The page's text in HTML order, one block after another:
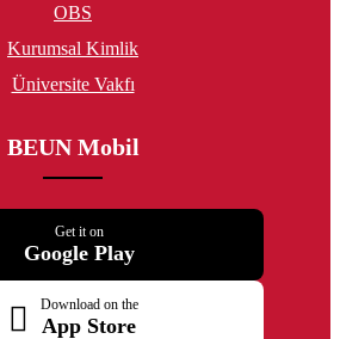
OBS
Kurumsal Kimlik
Üniversite Vakfı
BEUN Mobil
Get it on
Google Play
Download on the
App Store